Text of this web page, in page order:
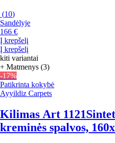
(10)
Sandėlyje
166 €
Į krepšelį
Į krepšelį
kiti variantai
+ Matmenys (3)
-17%
Patikrinta kokybė
Ayyildiz Carpets
Kilimas Art 1121
kreminės spalvos,